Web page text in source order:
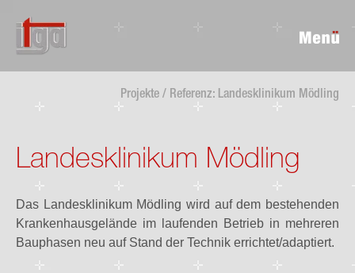
Projekte / Referenz: Landesklinikum Mödling
Landesklinikum Mödling
Das Landesklinikum Mödling wird auf dem bestehenden
Krankenhausgelände im laufenden Betrieb in mehreren
Bauphasen neu auf Stand der Technik errichtet/adaptiert.